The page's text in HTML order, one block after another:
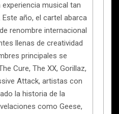
musical tan
año, el cartel abarca
renombre internacional
llenas de creatividad
principales se
Cure, The XX, Gorillaz,
Attack, artistas con
la historia de la
como Geese,